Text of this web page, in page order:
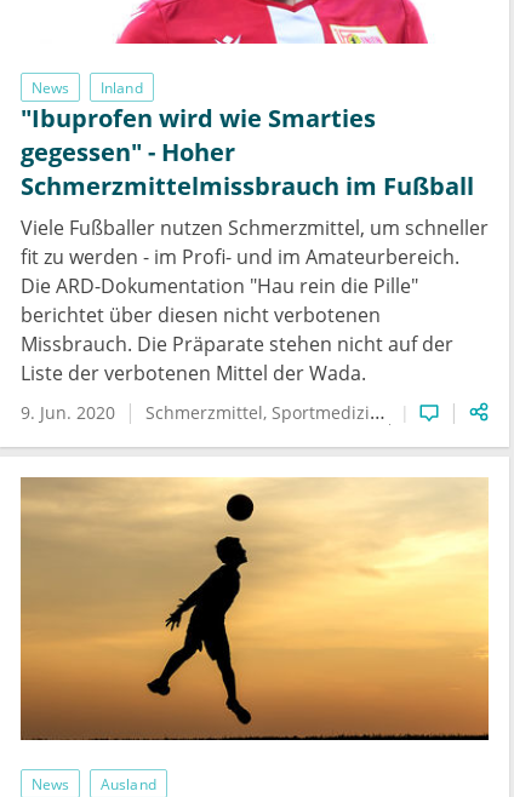
News Inland
"Ibuprofen wird wie Smarties
gegessen" - Hoher
Schmerzmittelmissbrauch im Fußball
Viele Fußballer nutzen Schmerzmittel, um schneller
fit zu werden - im Profi- und im Amateurbereich.
Die ARD-Dokumentation "Hau rein die Pille"
berichtet über diesen nicht verbotenen
Missbrauch. Die Präparate stehen nicht auf der
Liste der verbotenen Mittel der Wada.
9. Jun. 2020 Schmerzmittel Sportmedizin
News Ausland